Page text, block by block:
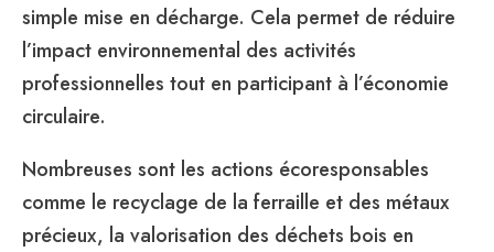
simple mise en décharge. Cela permet de réduire
l’impact environnemental des activités
professionnelles tout en participant à l’économie
circulaire.
Nombreuses sont les actions écoresponsables
comme le recyclage de la ferraille et des métaux
précieux, la valorisation des déchets bois en